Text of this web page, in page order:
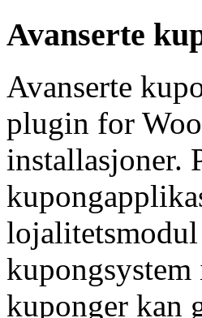
Avanserte
Avanserte
plugin for
installasjoner.
kupongsystem
kuponger kan